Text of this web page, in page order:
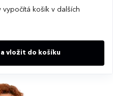
vypočítá košík v dalších
vložit do košíku